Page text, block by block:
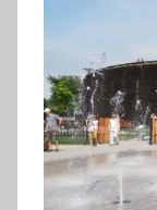
y
c
z
n